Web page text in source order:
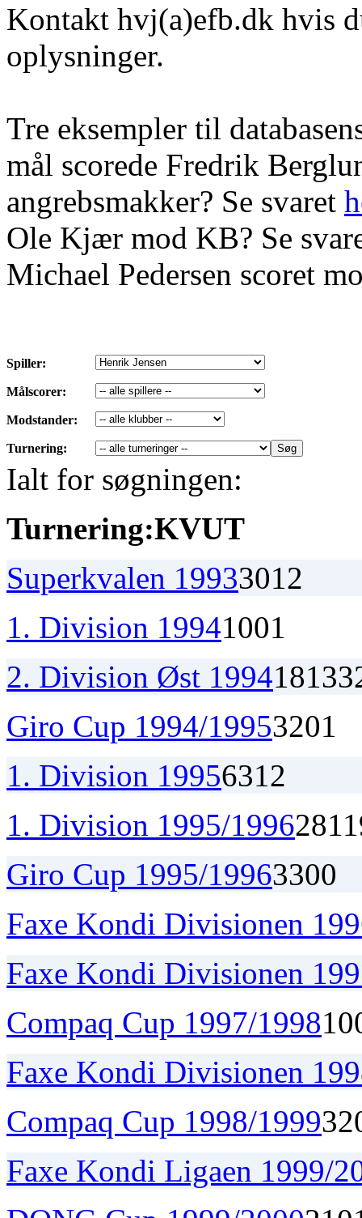
Kontakt hvj(a)efb.dk hvis
oplysninger.
Tre eksempler til
mål scorede Fredrik
angrebsmakker? Se svaret
Ole Kjær mod KB? Se
Michael Pedersen scoret
Spiller:
Målscorer:
Modstander:
Turnering:
Ialt for søgningen:
Turnering:KVUT
Superkvalen 19933012
1. Division 19941001
2. Division Øst 199418133
Giro Cup 1994/19953201
1. Division 19956312
1. Division 1995/19962811
Giro Cup 1995/19963300
Faxe Kondi Divisionen
Faxe Kondi Divisionen
Compaq Cup 1997/199810
Faxe Kondi Divisionen
Compaq Cup 1998/199932
Faxe Kondi Ligaen 1999/